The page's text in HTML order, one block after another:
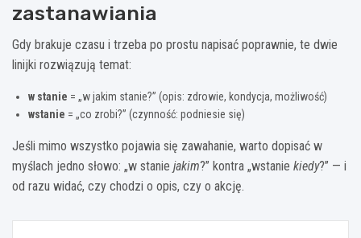
zastanawiania
Gdy brakuje czasu i trzeba po prostu napisać poprawnie, te dwie
linijki rozwiązują temat:
w stanie = „w jakim stanie?” (opis: zdrowie, kondycja, możliwość)
wstanie = „co zrobi?” (czynność: podniesie się)
Jeśli mimo wszystko pojawia się zawahanie, warto dopisać w
myślach jedno słowo: „w stanie jakim?” kontra „wstanie kiedy?” — i
od razu widać, czy chodzi o opis, czy o akcję.